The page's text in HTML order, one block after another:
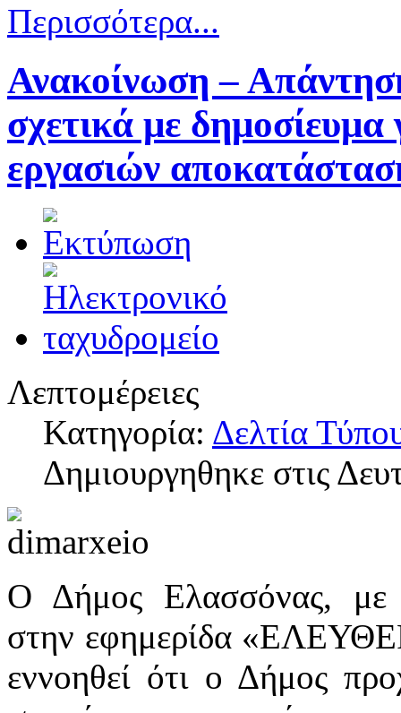
Περισσότερα...
Ανακοίνωση –
σχετικά με δημοσίευμα
εργασιών
Λεπτομέρειες
Κατηγορία: Δελτία
Δημιουργηθηκε στις
Ο Δήμος Ελασσόνας, με
στην εφημερίδα
εννοηθεί ότι ο Δήμος